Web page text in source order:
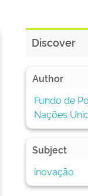
Discover
Author
Fundo de
Nações
Subject
inovação